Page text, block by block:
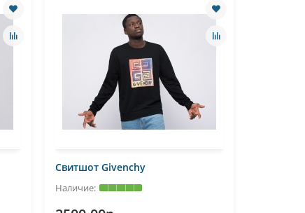
Свитшот Givenchy